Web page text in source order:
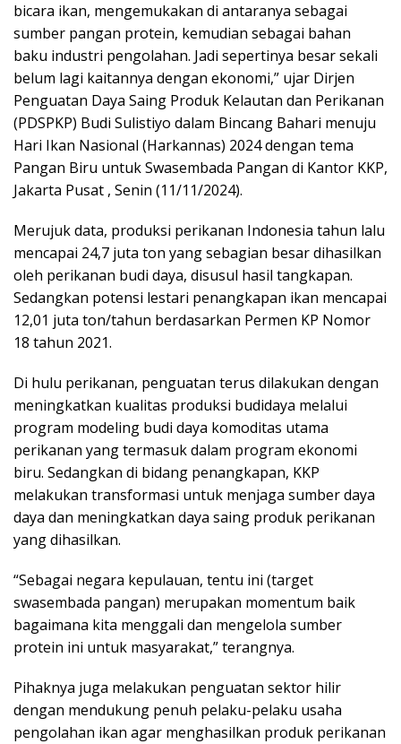
bicara ikan, mengemukakan di antaranya sebagai
sumber pangan protein, kemudian sebagai bahan
baku industri pengolahan. Jadi sepertinya besar sekali
belum lagi kaitannya dengan ekonomi,” ujar Dirjen
Penguatan Daya Saing Produk Kelautan dan Perikanan
(PDSPKP) Budi Sulistiyo dalam Bincang Bahari menuju
Hari Ikan Nasional (Harkannas) 2024 dengan tema
Pangan Biru untuk Swasembada Pangan di Kantor KKP,
Jakarta Pusat , Senin (11/11/2024).
Merujuk data, produksi perikanan Indonesia tahun lalu
mencapai 24,7 juta ton yang sebagian besar dihasilkan
oleh perikanan budi daya, disusul hasil tangkapan.
Sedangkan potensi lestari penangkapan ikan mencapai
12,01 juta ton/tahun berdasarkan Permen KP Nomor
18 tahun 2021.
Di hulu perikanan, penguatan terus dilakukan dengan
meningkatkan kualitas produksi budidaya melalui
program modeling budi daya komoditas utama
perikanan yang termasuk dalam program ekonomi
biru. Sedangkan di bidang penangkapan, KKP
melakukan transformasi untuk menjaga sumber daya
daya dan meningkatkan daya saing produk perikanan
yang dihasilkan.
“Sebagai negara kepulauan, tentu ini (target
swasembada pangan) merupakan momentum baik
bagaimana kita menggali dan mengelola sumber
protein ini untuk masyarakat,” terangnya.
Pihaknya juga melakukan penguatan sektor hilir
dengan mendukung penuh pelaku-pelaku usaha
pengolahan ikan agar menghasilkan produk perikanan